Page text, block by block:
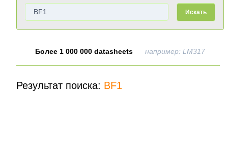
Искать
Более 1 000 000 datasheets например: LM317
Результат поиска: BF1